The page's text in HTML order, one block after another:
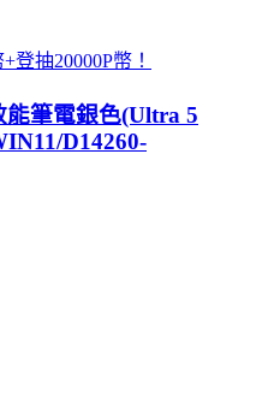
登抽20000P幣！
筆電銀色(Ultra 5
D14260-